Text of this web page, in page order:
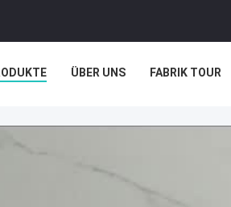
ÜBER UNS FABRIK TOUR